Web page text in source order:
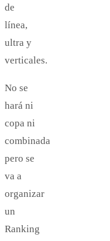
de
línea,
ultra y
verticales.
No se
hará ni
copa ni
combinada
pero se
va a
organizar
un
Ranking